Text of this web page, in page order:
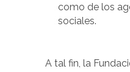
como de los
sociales.
A tal fin, la